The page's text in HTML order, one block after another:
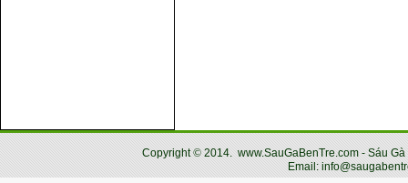
Copyright© 2014. www.SauGaBenTre.com - Sáu
Email: